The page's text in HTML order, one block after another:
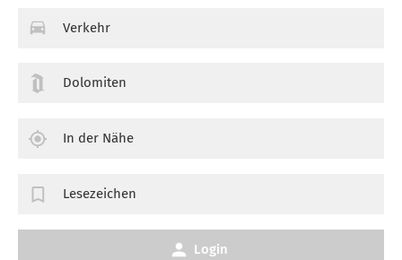
Verkehr
Dolomiten
In der Nähe
Lesezeichen
Login